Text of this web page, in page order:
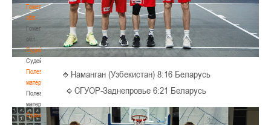
Гомельская
обл
Гомельская
обл
Судейство
Судейство
Полезные
материалы
Полезные
материалы
Судьи
🔹Наманган (Узбекистан) 8:16 Беларусь
🔹СГУОР-Заднепровье 6:21 Беларусь